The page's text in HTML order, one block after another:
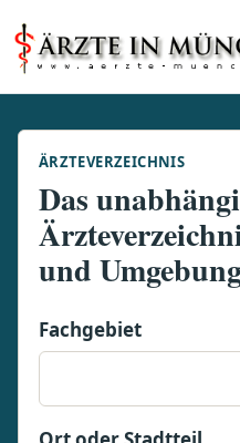
ÄRZTEVERZEICHNIS
Das
und
Fachgebiet